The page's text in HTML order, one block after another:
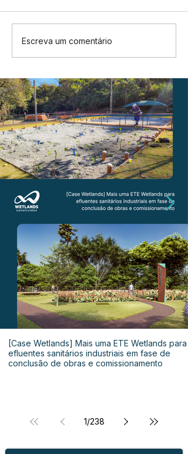
Escreva um comentário
[Case Wetlands] Mais uma ETE Wetlands para
efluentes sanitários industriais em fase de
conclusão de obras e comissionamento
1/238